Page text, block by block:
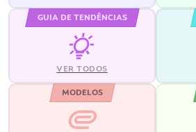
GUIA DE TENDÊNCIAS
VER TODOS
MODELOS